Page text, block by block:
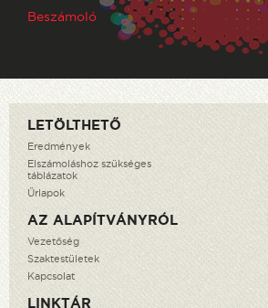
Beszámoló
LETÖLTHETŐ
Eredmények
Elszámoláshoz szükséges
táblázatok
Űrlapok
AZ ALAPÍTVÁNYRÓL
Vezetőség
Szaktestületek
Kapcsolat
LINKTÁR